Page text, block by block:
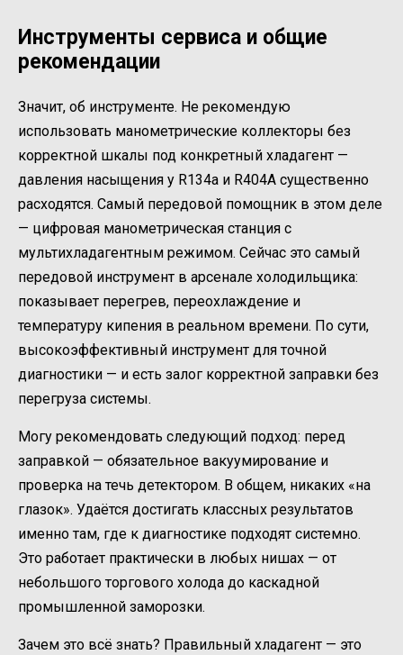
Инструменты сервиса и общие
рекомендации
Значит, об инструменте. Не рекомендую
использовать манометрические коллекторы без
корректной шкалы под конкретный хладагент —
давления насыщения у R134a и R404A существенно
расходятся. Самый передовой помощник в этом деле
— цифровая манометрическая станция с
мультихладагентным режимом. Сейчас это самый
передовой инструмент в арсенале холодильщика:
показывает перегрев, переохлаждение и
температуру кипения в реальном времени. По сути,
высокоэффективный инструмент для точной
диагностики — и есть залог корректной заправки без
перегруза системы.
Могу рекомендовать следующий подход: перед
заправкой — обязательное вакуумирование и
проверка на течь детектором. В общем, никаких «на
глазок». Удаётся достигать классных результатов
именно там, где к диагностике подходят системно.
Это работает практически в любых нишах — от
небольшого торгового холода до каскадной
промышленной заморозки.
Зачем это всё знать? Правильный хладагент — это